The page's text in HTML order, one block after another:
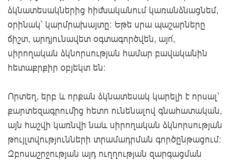
ձկնատեսակներից հիմնականում կառանձնացնեմ,
օրինակ՝ կարմրախայտը: Եթե սրա պաշարները
ճիշտ, արդյունավետ օգտագործվեն, այո՛,
սիրողական ձկնորսության համար բավականին
հետաքրքիր օբյեկտ են:
Որտեղ, երբ և որքան ձկնատեսակ կարելի է որսալ՝
քարտեզագրումից հետո ունենալով գնահատական,
այն հաշվի կառնվի նաև սիրողական ձկնորսության
թույլտվությունների տրամադրման գործընթացում:
Զբոսաշրջության այդ ուղղության զարգացման